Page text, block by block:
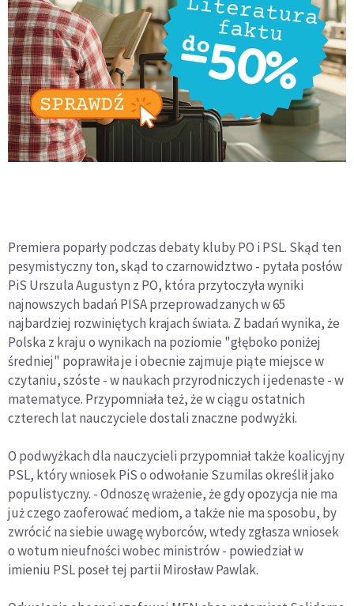
Premiera poparły podczas debaty kluby PO i PSL. Skąd ten
pesymistyczny ton, skąd to czarnowidztwo - pytała posłów
PiS Urszula Augustyn z PO, która przytoczyła wyniki
najnowszych badań PISA przeprowadzanych w 65
najbardziej rozwiniętych krajach świata. Z badań wynika, że
Polska z kraju o wynikach na poziomie "głęboko poniżej
średniej" poprawiła je i obecnie zajmuje piąte miejsce w
czytaniu, szóste - w naukach przyrodniczych i jedenaste - w
matematyce. Przypomniała też, że w ciągu ostatnich
czterech lat nauczyciele dostali znaczne podwyżki.
O podwyżkach dla nauczycieli przypomniał także koalicyjny
PSL, który wniosek PiS o odwołanie Szumilas określił jako
populistyczny. - Odnoszę wrażenie, że gdy opozycja nie ma
już czego zaoferować mediom, a także nie ma sposobu, by
zwrócić na siebie uwagę wyborców, wtedy zgłasza wniosek
o wotum nieufności wobec ministrów - powiedział w
imieniu PSL poseł tej partii Mirosław Pawlak.